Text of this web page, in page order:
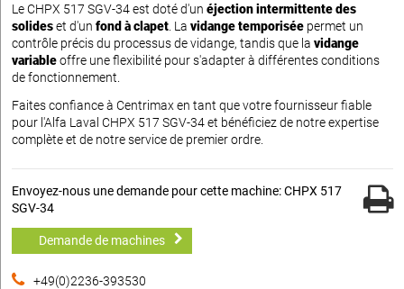
Le CHPX 517 SGV-34 est doté d'un éjection intermittente des
solideset d'un fond à clapet . La vidange temporisée permet un
contrôle précis du processus de vidange, tandis que la vidange
variableoffre une flexibilité pour s'adapter à différentes conditions
de fonctionnement.
Faites confiance à Centrimax en tant que votre fournisseur fiable
pour l'Alfa Laval CHPX 517 SGV-34 et bénéficiez de notre expertise
complète et de notre service de premier ordre.
Envoyez-nous une demande pour cette machine: CHPX 517
SGV-34
Demande de machines
+49(0)2236-393530